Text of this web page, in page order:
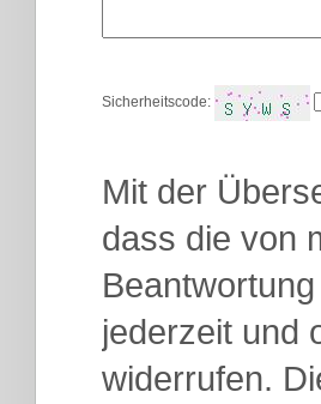
Sicherheitscode:
Mit der
dass die von
jederzeit und
widerrufen.